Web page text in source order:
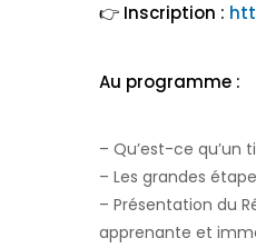
👉 Inscription :
Au programme :
– Qu’est-ce qu’un
– Les grandes
– Présentation du
apprenante et